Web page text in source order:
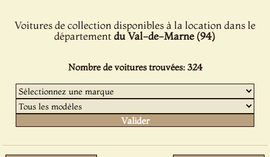
Voitures de collection disponibles à la location dans le
départementdu Val-de-Marne (94)
Nombre de voitures trouvées: 324